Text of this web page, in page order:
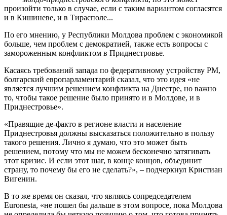
произойти только в случае, если с таким вариантом согласятся
и в Кишиневе, и в Тирасполе...
По его мнению, у Республики Молдова проблем с экономикой
больше, чем проблем с демократией, также есть вопросы с
замороженным конфликтом в Приднестровье.
Касаясь требований запада по федеративному устройству РМ,
болгарский европарламентарий сказал, что это идея «не
является лучшим решением конфликта на Днестре, но важно
то, чтобы такое решение было принято и в Молдове, и в
Приднестровье».
«Правящие де-факто в регионе власти и население
Приднестровья должны высказаться положительно в пользу
такого решения. Лично я думаю, что это может быть
решением, потому что мы не можем бесконечно затягивать
этот кризис. И если этот шаг, в конце концов, объединит
страну, то почему бы его не сделать?», – подчеркнул Кристиан
Вигенин.
В то же время он сказал, что являясь сопредседателем
Euronesta, «не пошел бы дальше в этом вопросе, пока Молдова